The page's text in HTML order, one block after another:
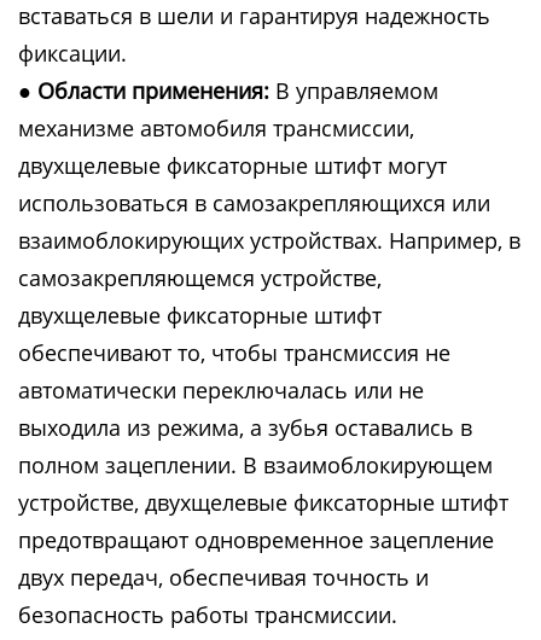
вставаться в шели и гарантируя надежность
фиксации.
● Области применения: В управляемом
механизме автомобиля трансмиссии,
двухщелевые фиксаторные штифт могут
использоваться в самозакрепляющихся или
взаимоблокирующих устройствах. Например, в
самозакрепляющемся устройстве,
двухщелевые фиксаторные штифт
обеспечивают то, чтобы трансмиссия не
автоматически переключалась или не
выходила из режима, а зубья оставались в
полном зацеплении. В взаимоблокирующем
устройстве, двухщелевые фиксаторные штифт
предотвращают одновременное зацепление
двух передач, обеспечивая точность и
безопасность работы трансмиссии.